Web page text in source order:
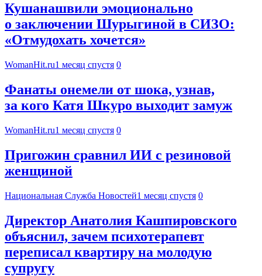
Кушанашвили эмоционально
о заключении Шурыгиной в СИЗО:
«Отмудохать хочется»
WomanHit.ru1 месяц спустя 0
Фанаты онемели от шока, узнав,
за кого Катя Шкуро выходит замуж
WomanHit.ru1 месяц спустя 0
Пригожин сравнил ИИ с резиновой
женщиной
Национальная Служба Новостей1 месяц спустя 0
Директор Анатолия Кашпировского
объяснил, зачем психотерапевт
переписал квартиру на молодую
супругу